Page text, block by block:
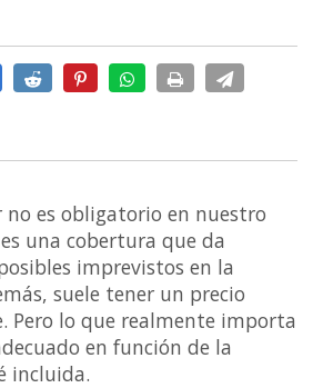
no es obligatorio en nuestro
una cobertura que da
imprevistos en la
suele tener un precio
Pero lo que realmente importa
en función de la
incluida.